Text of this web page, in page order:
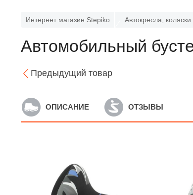
Интернет магазин Stepiko Автокресла, коляски
Автомобильный
Предыдущий товар
ОПИСАНИЕ ОТЗЫВЫ